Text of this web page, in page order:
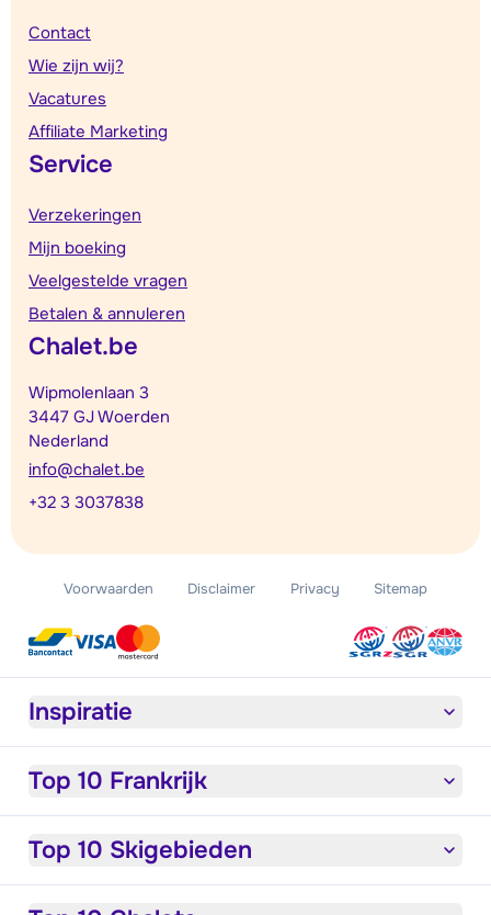
Contact
Wie zijn wij?
Vacatures
Affiliate Marketing
Service
Verzekeringen
Mijn boeking
Veelgestelde vragen
Betalen & annuleren
Chalet.be
Wipmolenlaan 3
3447 GJ Woerden
Nederland
info@chalet.be
+32 3 3037838
Voorwaarden Disclaimer Privacy Sitemap
Inspiratie
Top 10 Frankrijk
Top 10 Skigebieden